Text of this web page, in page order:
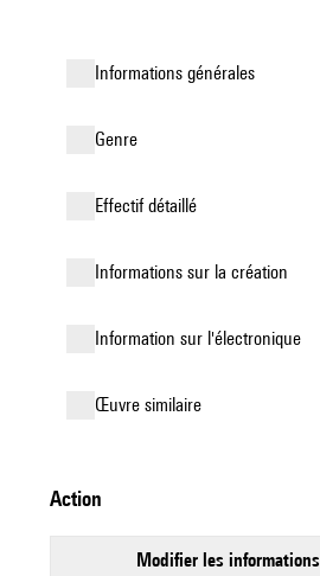
informations générales
genre
effectif détaillé
informations sur la création
Information sur l'électronique
œuvre similaire
action
modifier les informations